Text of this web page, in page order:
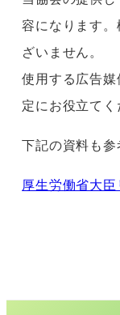
容になります
ざいません。
使用する広告
定にお役立てく
下記の資料も
厚生労働省大臣